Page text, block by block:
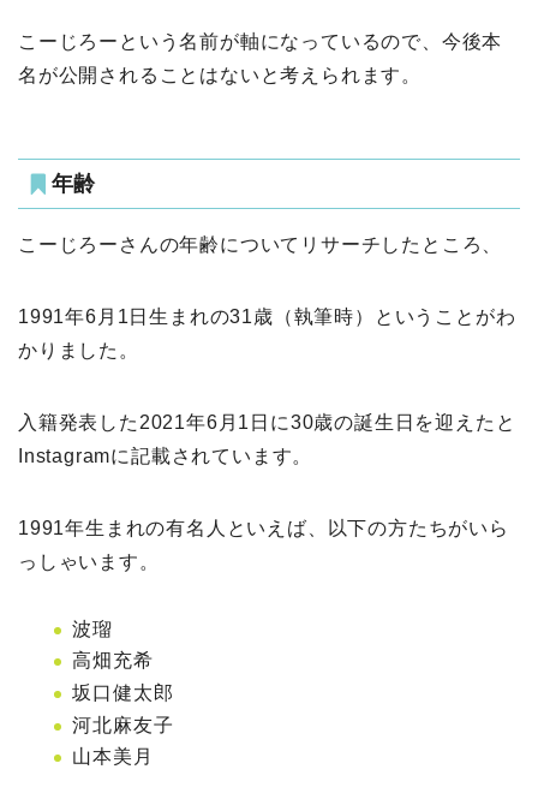
こーじろーという名前が軸になっているので、今後本
名が公開されることはないと考えられます。
年齢
こーじろーさんの年齢についてリサーチしたところ、
1991年6月1日生まれの31歳（執筆時）ということがわ
かりました。
入籍発表した2021年6月1日に30歳の誕生日を迎えたと
Instagramに記載されています。
1991年生まれの有名人といえば、以下の方たちがいら
っしゃいます。
波瑠
高畑充希
坂口健太郎
河北麻友子
山本美月